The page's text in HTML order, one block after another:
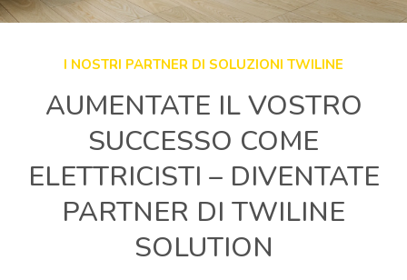
I NOSTRI PARTNER DI SOLUZIONI TWILINE
AUMENTATE IL VOSTRO
SUCCESSO COME
ELETTRICISTI – DIVENTATE
PARTNER DI TWILINE
SOLUTION